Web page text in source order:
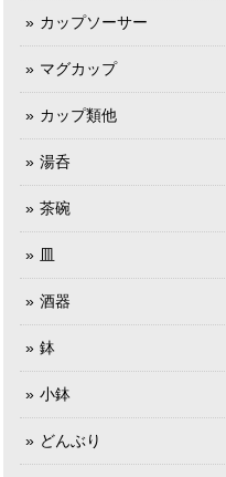
カップソーサー
マグカップ
カップ類他
湯呑
茶碗
皿
酒器
鉢
小鉢
どんぶり